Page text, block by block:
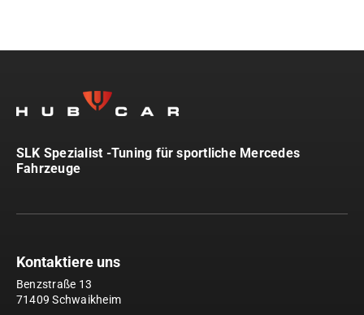
SLK Spezialist -Tuning für sportliche Mercedes
Fahrzeuge
Kontaktiere uns
Benzstraße 13
71409 Schwaikheim